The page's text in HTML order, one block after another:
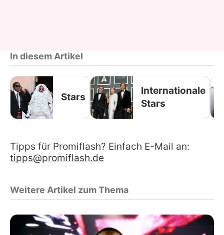
In diesem Artikel
Stars
Internationale
Stars
Tipps für Promiflash? Einfach E-Mail an:
tipps@promiflash.de
Weitere Artikel zum Thema